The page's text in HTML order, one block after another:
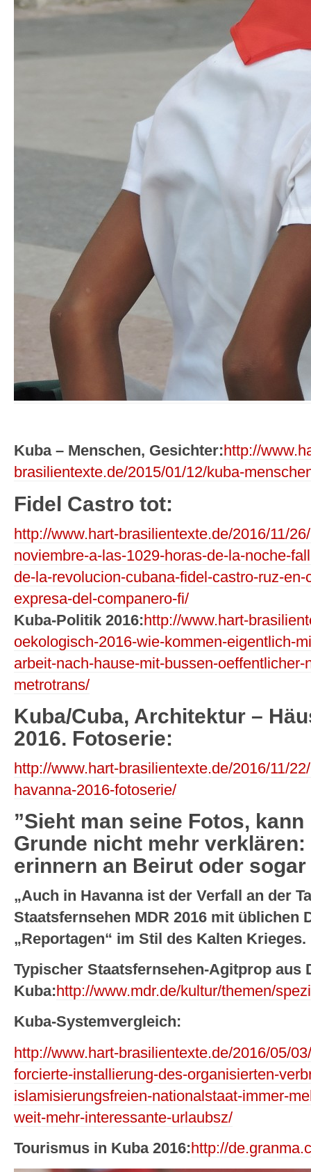
Kuba – Menschen, Gesichter:http://
brasilientexte.de/2015/01/12/kuba-
Fidel Castro tot:
http://www.hart-brasilientexte.de/2016/11/
noviembre-a-las-1029-horas-de-la-noche-
de-la-revolucion-cubana-fidel-castro-ruz-
expresa-del-companero-fi/
Kuba-Politik 2016:http://www.hart-
oekologisch-2016-wie-kommen-eigentlich-
arbeit-nach-hause-mit-bussen-
metrotrans/
Kuba/Cuba, Architektur –
2016. Fotoserie:
http://www.hart-brasilientexte.de/2016/11/
havanna-2016-fotoserie/
”Sieht man seine Fotos,
Grunde nicht mehr verklären:
erinnern an Beirut oder sogar
„Auch in Havanna ist der Verfall an der
Staatsfernsehen MDR 2016 mit üblichen
„Reportagen“ im Stil des Kalten Krieges.
Typischer Staatsfernsehen-Agitprop aus
Kuba:http://www.mdr.de/kultur/themen/
Kuba-Systemvergleich:
http://www.hart-brasilientexte.de/2016/05/
forcierte-installierung-des-organisierten-
islamisierungsfreien-nationalstaat-immer-
weit-mehr-interessante-urlaubsz/
Tourismus in Kuba 2016:http://